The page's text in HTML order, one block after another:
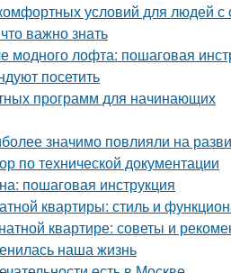
условий для людей
важно знать
модного лофта: пошаговая
посетить
программ для начинающих
значимо повлияли на
по технической документации
пошаговая инструкция
квартиры: стиль и
квартире: советы и
наша жизнь